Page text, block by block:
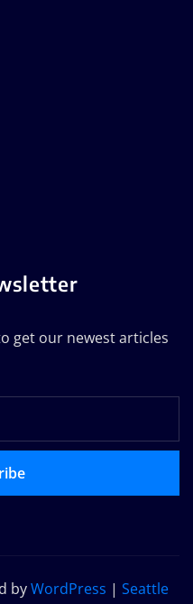
get our newest articles
byWordPress | Seattle